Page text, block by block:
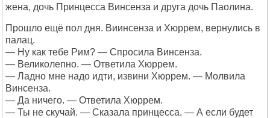
жена, дочь Принцесса Винсенза и друга дочь Паолина.
Прошло ещё пол дня. Виинсенза и Хюррем, вернулись в
палац.
— Ну как тебе Рим? — Спросила Винсенза.
— Великолепно. — Ответила Хюррем.
— Ладно мне надо идти, извини Хюррем. — Молвила
Винсенза.
— Да ничего. — Ответила Хюррем.
— Ты не скучай. — Сказала принцесса. — А если будет